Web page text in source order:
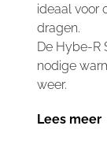
ideaal voor
dragen.
De Hybe-R
nodige
weer.
Lees meer